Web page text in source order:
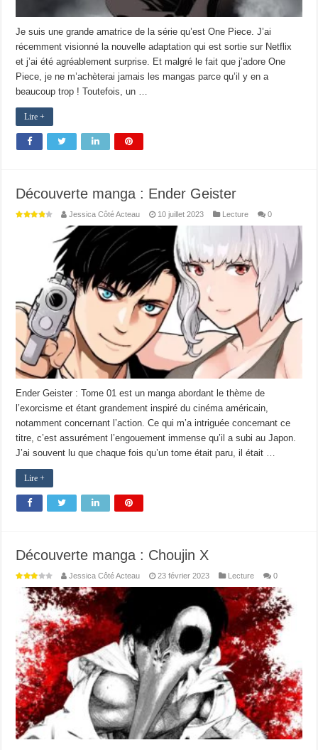
Je suis une grande amatrice de la série qu’est One Piece. J’ai
récemment visionné la nouvelle adaptation qui est sortie sur Netflix
et j’ai été agréablement surprise. Et malgré le fait que j’adore One
Piece, je ne m’achèterai jamais les mangas parce qu’il y en a
beaucoup trop ! Toutefois, un …
Lire +
Découverte manga : Ender Geister
Jessica Côté Acteau 10 juillet 2023 Lecture 0
Ender Geister : Tome 01 est un manga abordant le thème de
l’exorcisme et étant grandement inspiré du cinéma américain,
notamment concernant l’action. Ce qui m’a intriguée concernant ce
titre, c’est assurément l’engouement immense qu’il a subi au Japon.
J’ai souvent lu que chaque fois qu’un tome était paru, il était …
Lire +
Découverte manga : Choujin X
Jessica Côté Acteau 23 février 2023 Lecture 0